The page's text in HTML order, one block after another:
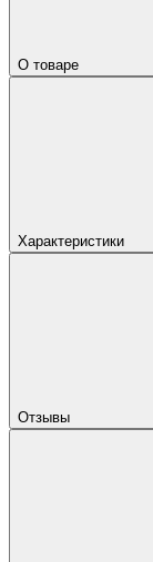
О товаре
Характеристики
Отзывы